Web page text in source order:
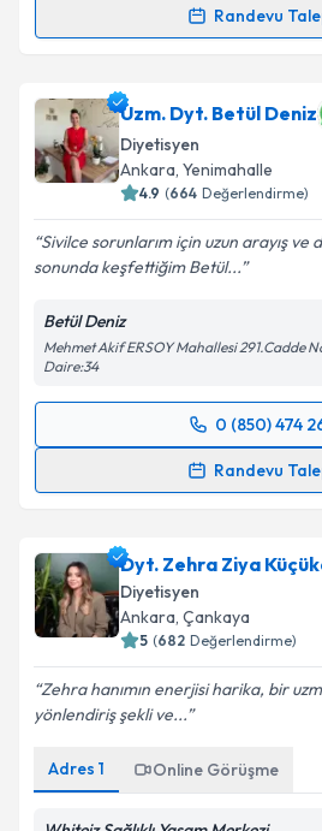
Randevu
takvim hazırlandığında e-posta
E-posta Adresiniz
Kişisel verilerimin
kapsamda işlenmesini
Takvim
Uzm. Dyt. Betül Deniz
Diyetisyen
Ankara, Yenimahalle
4.9 (664 Değerlendirme)
Sivilce sorunlarım için uzun arayış ve
sonunda keşfettiğim Betül...
Betül Deniz
Mehmet Akif ERSOY Mahallesi 291.Cadde
Daire:34
0 (850) 474
Randevu
Randevu Takvimi Talebi
takvim hazırlandığında e-posta
E-posta Adresiniz
Kişisel verilerimin
kapsamda işlenmesini
Dyt. Zehra Ziya
Diyetisyen
Ankara, Çankaya
5 (682 Değerlendirme)
Zehra hanımın enerjisi harika, bir
yönlendiriş şekli ve...
Adres 1 Online Görüşme